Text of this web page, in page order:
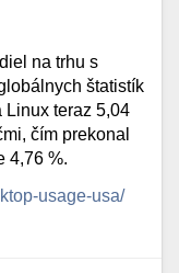
na trhu s
štatistík
Linux teraz 5,04
čím prekonal
4,76 %.
usage-usa/